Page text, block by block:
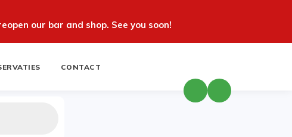
our bar and shop. See you soon!
CONTACT